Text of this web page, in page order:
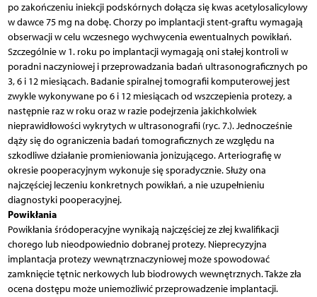
po zakończeniu iniekcji podskórnych dołącza się kwas acetylosalicylowy
w dawce 75 mg na dobę. Chorzy po implantacji stent-graftu wymagają
obserwacji w celu wczesnego wychwycenia ewentualnych powikłań.
Szczególnie w 1. roku po implantacji wymagają oni stałej kontroli w
poradni naczyniowej i przeprowadzania badań ultrasonograficznych po
3, 6 i 12 miesiącach. Badanie spiralnej tomografii komputerowej jest
zwykle wykonywane po 6 i 12 miesiącach od wszczepienia protezy, a
następnie raz w roku oraz w razie podejrzenia jakichkolwiek
nieprawidłowości wykrytych w ultrasonografii (ryc. 7.). Jednocześnie
dąży się do ograniczenia badań tomograficznych ze względu na
szkodliwe działanie promieniowania jonizującego. Arteriografię w
okresie pooperacyjnym wykonuje się sporadycznie. Służy ona
najczęściej leczeniu konkretnych powikłań, a nie uzupełnieniu
diagnostyki pooperacyjnej.
Powikłania
Powikłania śródoperacyjne wynikają najczęściej ze złej kwalifikacji
chorego lub nieodpowiednio dobranej protezy. Nieprecyzyjna
implantacja protezy wewnątrznaczyniowej może spowodować
zamknięcie tętnic nerkowych lub biodrowych wewnętrznych. Także zła
ocena dostępu może uniemożliwić przeprowadzenie implantacji.